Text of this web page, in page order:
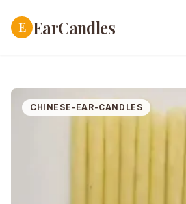
E EarCandles
CHINESE-EAR-CANDLES